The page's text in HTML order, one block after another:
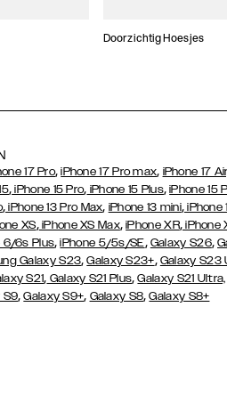
Doorzichtig Hoesjes
17 Pro,iPhone 17 Pro max, iPhone 17
, iPhone 15 Pro, iPhone 15 Plus,iPhone 15
, iPhone 13 Pro Max, iPhone 13 mini,iPhone
XS,iPhone XS Max,iPhone XR,iPhone
6/6s Plus,iPhone 5/5s/SE, Galaxy S26,
Galaxy S23,Galaxy S23+, Galaxy S23
S21, Galaxy S21 Plus,Galaxy S21 Ultra,
S9,Galaxy S9+, Galaxy S8,Galaxy S8+